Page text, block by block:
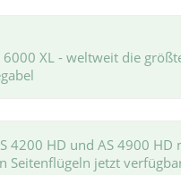
6000 XL - weltweit die
4200 HD und AS 4900 HD
Seitenflügeln jetzt